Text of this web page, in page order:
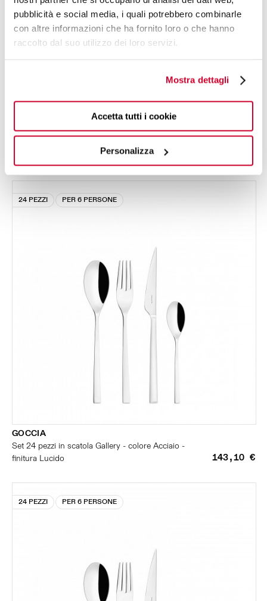
pubblicità e social media, i quali potrebbero combinarle
con altre informazioni che ha fornito loro o che hanno
raccolto dal suo utilizzo dei loro servizi.
Mostra dettagli
Accetta tutti i cookie
Personalizza
GOCCIA
24 PEZZI PER 6 PERSONE
GOCCIA
Set 24 pezzi in scatola Gallery - colore Acciaio -
finitura Lucido
143,10 €
24 PEZZI PER 6 PERSONE